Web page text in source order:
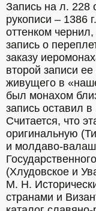
Запись на л. 228
рукописи – 1386
оттенком
запись о
заказу
второй записи
живущего в
был монахом
запись оставил в
Считается, что
оригинальную
и молдаво-
(Хлудовское и
М. Н.
странами и